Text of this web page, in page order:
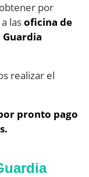
por
lasoficina de
realizar el
pronto pago